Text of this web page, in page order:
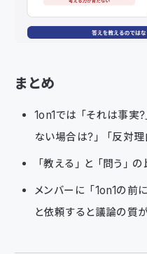
まとめ
1on1では「それは事実
ない場合は？」「反対
「教える」と「問う」
メンバーに「1on1の前
と依頼すると議論の質